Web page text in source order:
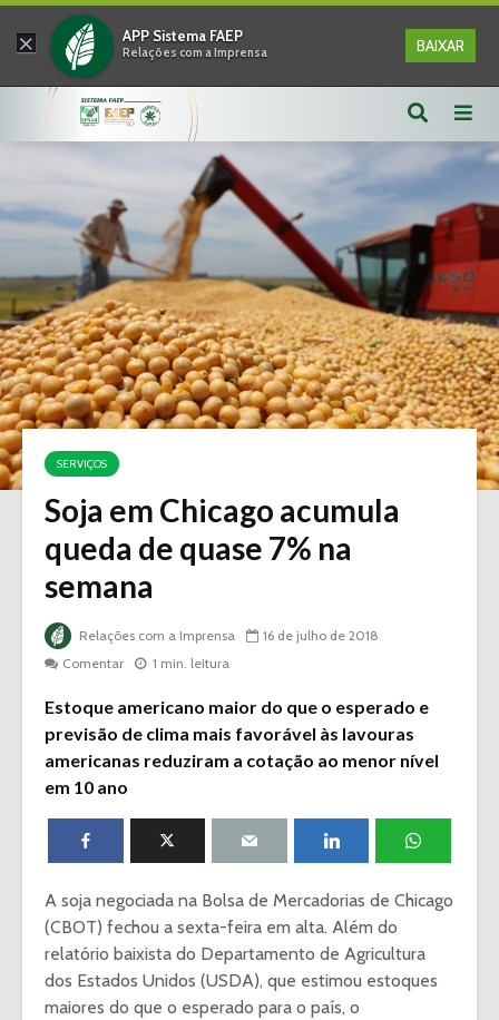
× APP Sistema FAEP
Relações com a Imprensa BAIXAR
SERVIÇOS
Soja em Chicago acumula
queda de quase 7% na
semana
Relações com a Imprensa
16 de julho de 2018
Comentar
1 min. leitura
Estoque americano maior do que o esperado e
previsão de clima mais favorável às lavouras
americanas reduziram a cotação ao menor nível
em 10 ano
A soja negociada na Bolsa de Mercadorias de Chicago
(CBOT) fechou a sexta-feira em alta. Além do
relatório baixista do Departamento de Agricultura
dos Estados Unidos (USDA), que estimou estoques
maiores do que o esperado para o país, o